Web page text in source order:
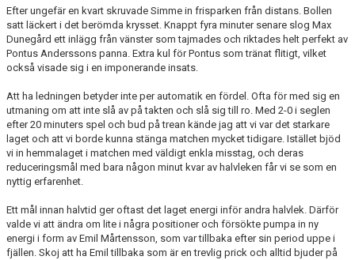
EKEVALLEN IP
DOKUMENT
STATISTIK
ÅRSKORT A-LAG 2026
Efter ungefär en kvart skruvade Simme in frisparken från distans. Bollen
satt läckert i det berömda krysset. Knappt fyra minuter senare slog Max
Dunegård ett inlägg från vänster som tajmades och riktades helt perfekt av
Pontus Anderssons panna. Extra kul för Pontus som tränat flitigt, vilket
också visade sig i en imponerande insats.
Att ha ledningen betyder inte per automatik en fördel. Ofta för med sig en
utmaning om att inte slå av på takten och slå sig till ro. Med 2-0 i seglen
efter 20 minuters spel och bud på trean kände jag att vi var det starkare
laget och att vi borde kunna stänga matchen mycket tidigare. Istället bjöd
vi in hemmalaget i matchen med väldigt enkla misstag, och deras
reduceringsmål med bara någon minut kvar av halvleken får vi se som en
nyttig erfarenhet.
Ett mål innan halvtid ger oftast det laget energi inför andra halvlek. Därför
valde vi att ändra om lite i några positioner och försökte pumpa in ny
energi i form av Emil Mårtensson, som var tillbaka efter sin period uppe i
fjällen. Skoj att ha Emil tillbaka som är en trevlig prick och alltid bjuder på